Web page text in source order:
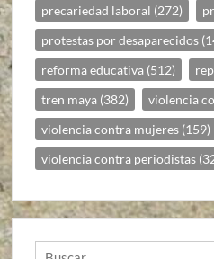
precariedad laboral (272)
protestas por desaparecidos
reforma educativa (512)
tren maya (382) violencia
violencia contra mujeres (159)
violencia contra periodistas